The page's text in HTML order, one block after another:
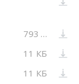
793 КБ
11 КБ
11 КБ